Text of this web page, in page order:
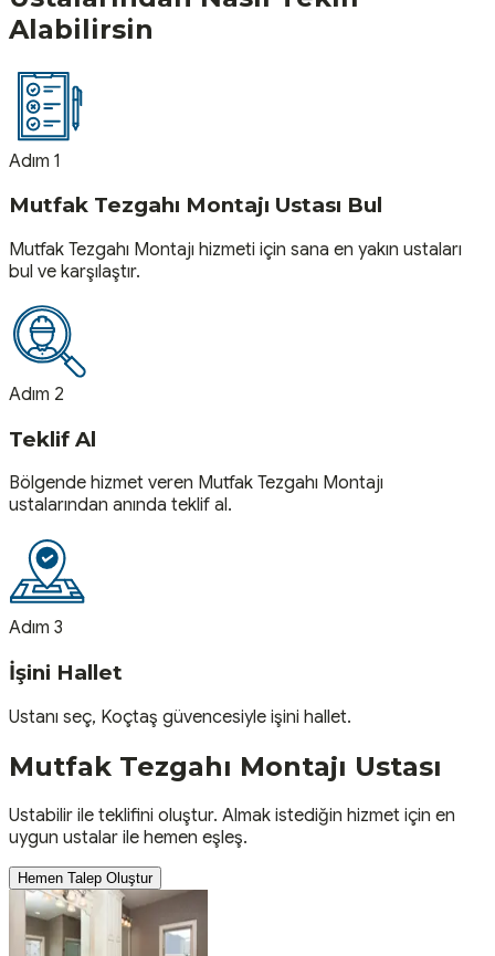
Alabilirsin
Adım 1
Mutfak Tezgahı Montajı Ustası Bul
Mutfak Tezgahı Montajı hizmeti için sana en yakın ustaları
bul ve karşılaştır.
Adım 2
Teklif Al
Bölgende hizmet veren Mutfak Tezgahı Montajı
ustalarından anında teklif al.
Adım 3
İşini Hallet
Ustanı seç, Koçtaş güvencesiyle işini hallet.
Mutfak Tezgahı Montajı Ustası
Ustabilir ile teklifini oluştur. Almak istediğin hizmet için en
uygun ustalar ile hemen eşleş.
Hemen Talep Oluştur